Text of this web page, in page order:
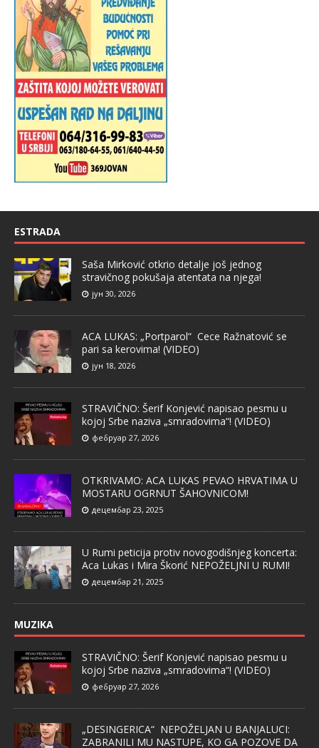
ESTRADA
Saša Mirković otkrio detalje još jednog
stravičnog pokušaja atentata na njega!
јун 30, 2026
ACA LUKAS: „Portparol“ Cece Ražnatović se
pari sa kerovima! (VIDEO)
јун 18, 2026
STRAVIČNO: Šerif Konjević napisao pesmu u
kojoj Srbe naziva „smradovima“! (VIDEO)
фебруар 27, 2026
OTKRIVAMO: ACA LUKAS PEVAO HRVATIMA U
MOSTARU OGRNUT ŠAHOVNICOM!
децембар 23, 2025
U Rumi peticija protiv novogodišnjeg koncerta:
Aca Lukas i Mira Škorić NEPOŽELJNI U RUMI!
децембар 21, 2025
MUZIKA
STRAVIČNO: Šerif Konjević napisao pesmu u
kojoj Srbe naziva „smradovima“! (VIDEO)
фебруар 27, 2026
„DESINGERICA“ NEPOŽELJAN U BANJALUCI:
ZABRANILI MU NASTUPE, KO GA POZOVE DA